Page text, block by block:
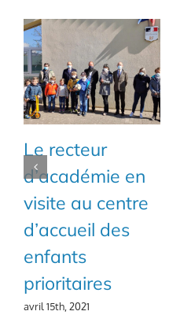
Le recteur
d’académie en
visite au centre
d’accueil des
enfants
prioritaires
avril 15th, 2021